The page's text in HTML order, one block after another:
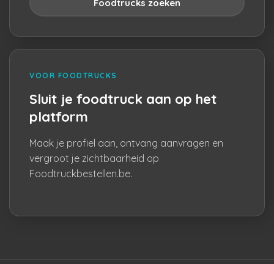
Foodtrucks zoeken
VOOR FOODTRUCKS
Sluit je foodtruck aan op het
platform
Maak je profiel aan, ontvang aanvragen en
vergroot je zichtbaarheid op
Foodtruckbestellen.be.